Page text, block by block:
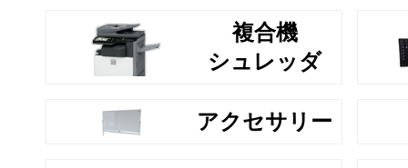
複合機
シュレッダ
アクセサリー